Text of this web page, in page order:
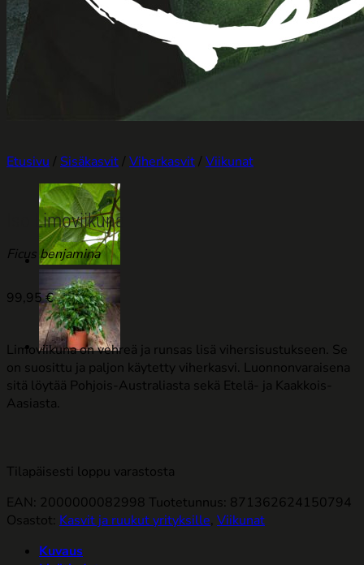
Etusivu / Sisäkasvit/ Viherkasvit/ Viikunat
Iso Limoviikuna
Ficus benjamina
99,95€
Limoviikuna on vehreä ja runsas lisä vihersisustukseen. Se
on suosittu ja paljon käytetty viherkasvi. Luonnonvaraisena
sitä löytää Pohjois-Australiasta sekä Etelä- ja Kaakkois-
Aasiasta.
Tilapäisesti loppu varastosta
EAN: 2000000082998 Tuotetunnus: 871362624150794
Osastot: Kasvit ja ruukut yrityksille, Viikunat
Kuvaus